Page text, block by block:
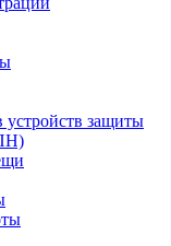
устройств защиты